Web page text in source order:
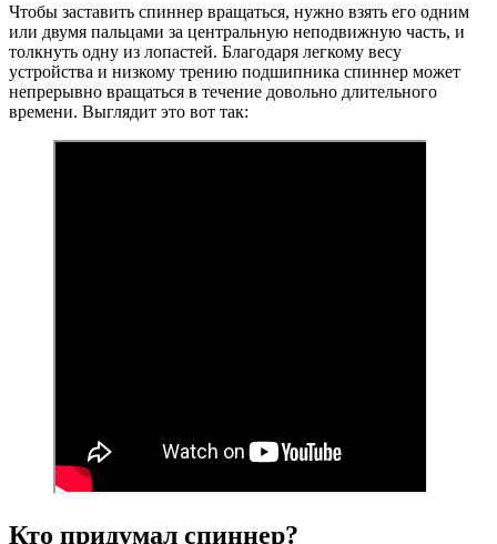
Чтобы заставить спиннер вращаться, нужно взять его одним
или двумя пальцами за центральную неподвижную часть, и
толкнуть одну из лопастей. Благодаря легкому весу
устройства и низкому трению подшипника спиннер может
непрерывно вращаться в течение довольно длительного
времени. Выглядит это вот так:
Кто придумал спиннер?